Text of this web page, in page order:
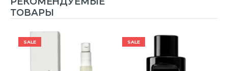
ТОВАРЫ
SALE SALE